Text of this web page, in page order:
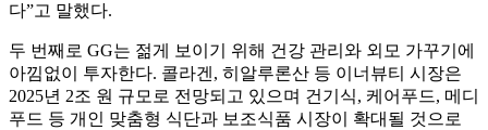
다”고 말했다.
두 번째로 GG는 젊게 보이기 위해 건강 관리와 외모 가꾸기에
아낌없이 투자한다. 콜라겐, 히알루론산 등 이너뷰티 시장은
2025년 2조 원 규모로 전망되고 있으며 건기식, 케어푸드, 메디
푸드 등 개인 맞춤형 식단과 보조식품 시장이 확대될 것으로